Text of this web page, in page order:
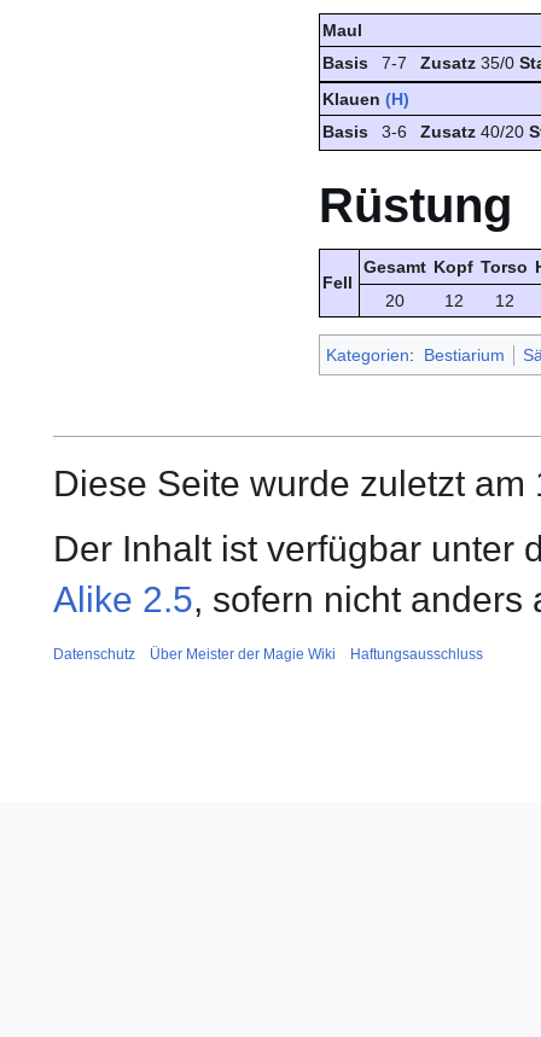
Maul
Basis
7-7 Zusatz 35/0
Klauen (H)
Basis
3-6 Zusatz 40/20
Rüstung
Fell
Gesamt Kopf Torso
20
12 12
Kategorien: Bestiarium
Diese Seite wurde zuletzt
Der Inhalt ist verfügbar unter
Alike 2.5, sofern nicht anders
Datenschutz Über Meister der Magie Wiki Haftungsausschluss